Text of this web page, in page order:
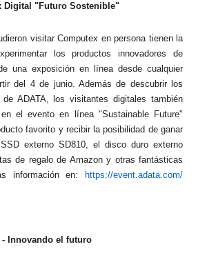
Digital "Futuro Sostenible"
visitar Computex en persona tienen la
los productos innovadores de
una exposición en línea desde cualquier
del 4 de junio. Además de descubrir los
ADATA, los visitantes digitales también
el evento en línea "Sustainable Future"
favorito y recibir la posibilidad de ganar
externo SD810, el disco duro externo
de regalo de Amazon y otras fantásticas
información en:
https://event.adata.com/
- Innovando el futuro